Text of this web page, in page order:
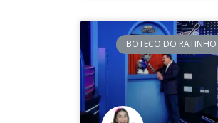
BOTECO DO RATINHO